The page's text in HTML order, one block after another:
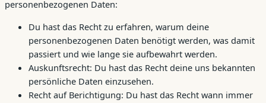
personenbezogenen Daten:
Du hast das Recht zu erfahren, warum deine
personenbezogenen Daten benötigt werden, was damit
passiert und wie lange sie aufbewahrt werden.
Auskunftsrecht: Du hast das Recht deine uns bekannten
persönliche Daten einzusehen.
Recht auf Berichtigung: Du hast das Recht wann immer